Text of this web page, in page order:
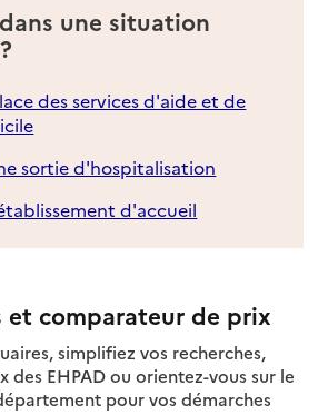
une situation
des services d'aide et de
sortie d'hospitalisation
d'accueil
et comparateur de prix
simplifiez vos recherches,
des EHPAD ou orientez-vous sur le
pour vos démarches